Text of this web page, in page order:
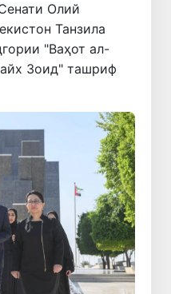
Олий
Танзила
"Ваҳот ал-
Зоид" ташриф